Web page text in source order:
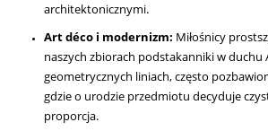
architektonicznymi.
Art déco i modernizm: Miłośnicy
naszych zbiorach podstakanniki w duchu
geometrycznych liniach, często
gdzie o urodzie przedmiotu decyduje
proporcja.